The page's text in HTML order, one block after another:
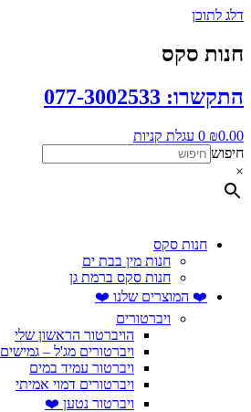
דלג לתוכן
חנות סקס
התקשרו: 077-3002533
₪0.00
0 עגלת קניות
חיפוש
×
חנות סקס
חנות מין בבת ים
חנות סקס ברמת גן
❤️ המוצרים שלנו ❤️
ויברטורים
הויברטור הראשון שלי
ויברטורים מג'ל – גמישים
ויברטור עמיד במים
ויברטורים דמוי אמיתי
ויברטור נטען ❤️